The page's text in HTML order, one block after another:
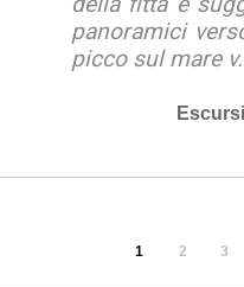
panoramici
picco sul mare
1 2 3